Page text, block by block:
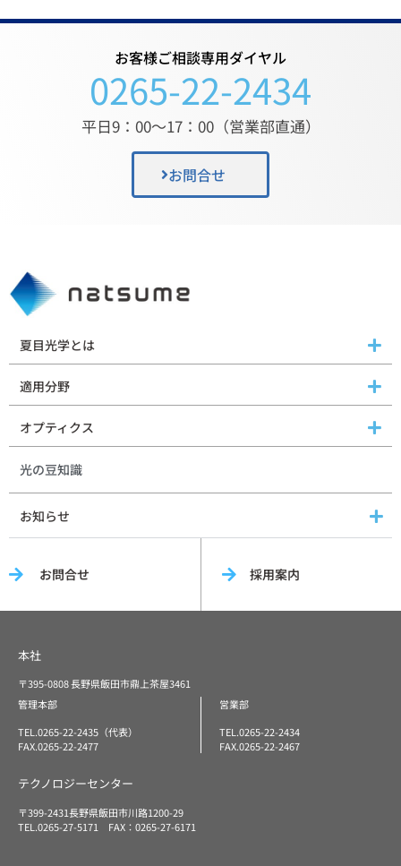
お客様ご相談専用ダイヤル
0265-22-2434
平日9：00〜17：00（営業部直通）
お問合せ
夏目光学とは
適用分野
オプティクス
光の豆知識
お知らせ
お問合せ 採用案内
本社
〒395-0808 長野県飯田市鼎上茶屋3461
管理本部
TEL.0265-22-2435（代表）
FAX.0265-22-2477
営業部
TEL.0265-22-2434
FAX.0265-22-2467
テクノロジーセンター
〒399-2431長野県飯田市川路1200-29
TEL.0265-27-5171 FAX：0265-27-6171